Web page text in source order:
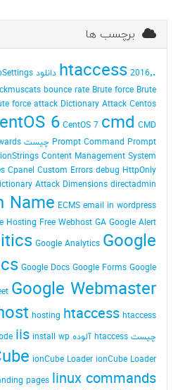
برچسب ها
.htaccess2016٬ دانلود
bounce rate Brute force Brute
force attack Dictionary Attack Centos
6 CentOS 7 cmd CMD چیست
Prompt Command Prompt چیست
Content Management System
Cpanel Custom Errors debug HttpOnly
Attack Dimensions directadmin
Name ECMS email in wordpress
Hosting Free Webhost GA Google Alert
Google Analytics Google
Google Docs Google Forms Google
Google Webmaster
hosting htaccess htaccess
چیست htaccess آلوده iis install wp
ionCube Loader ionCube Loader چیست
pages linux commands